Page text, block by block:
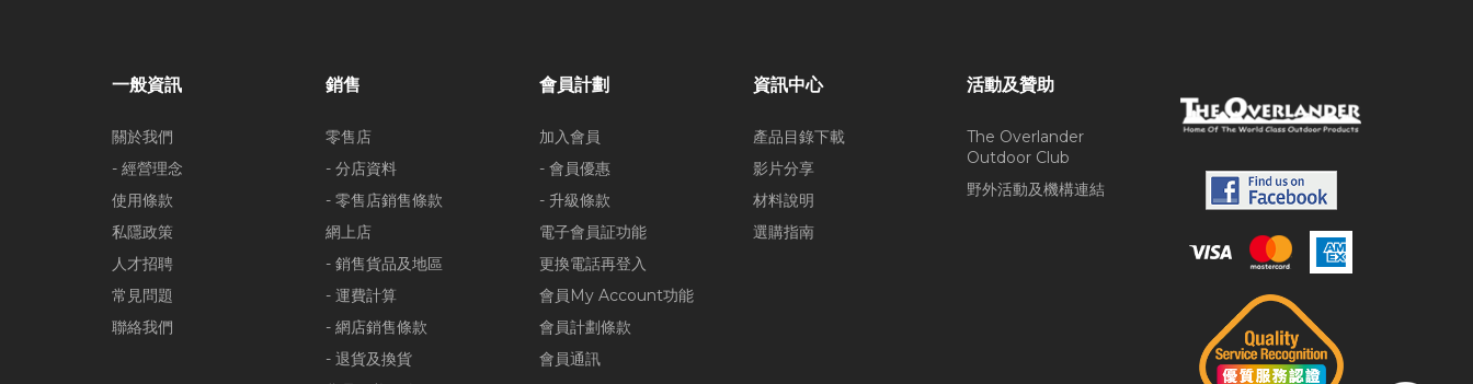
一般資訊
關於我們
- 經營理念
使用條款
私隱政策
人才招聘
常見問題
聯絡我們
銷售
零售店
- 分店資料
- 零售店銷售條款
網上店
- 銷售貨品及地區
- 運費計算
- 網店銷售條款
- 退貨及換貨
會員計劃
加入會員
- 會員優惠
- 升級條款
電子會員証功能
更換電話再登入
會員My Account功能
會員計劃條款
會員通訊
資訊中心
產品目錄下載
影片分享
材料說明
選購指南
活動及贊助
The Overlander
Outdoor Club
野外活動及機構連結